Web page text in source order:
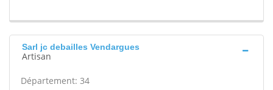
Sarl jc debailles Vendargues
Artisan
Département: 34